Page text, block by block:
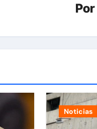
Por
Noticias